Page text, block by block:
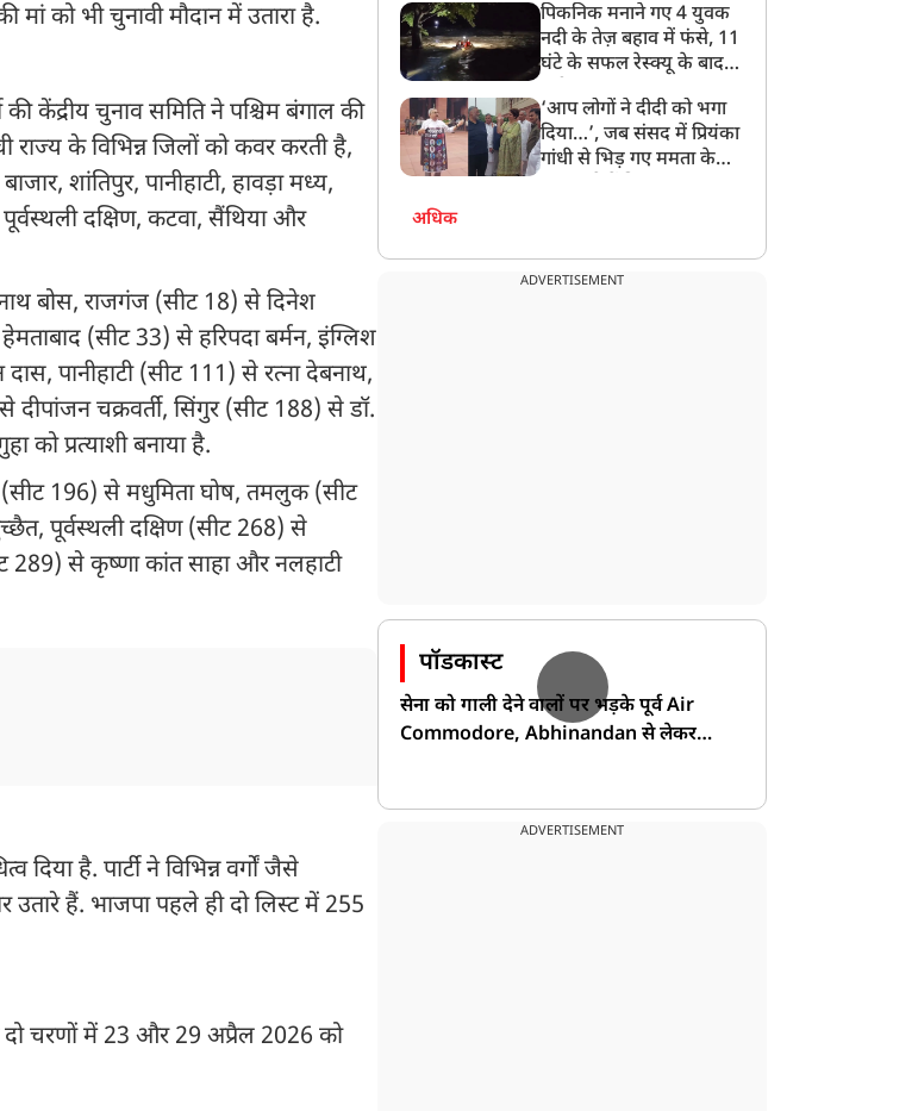
मां को भी चुनावी मौदान में उतारा है.
की केंद्रीय चुनाव समिति ने पश्चिम बंगाल की
राज्य के विभिन्न जिलों को कवर करती है,
शांतिपुर, पानीहाटी, हावड़ा मध्य,
दक्षिण, कटवा, सैंथिया और
बोस, राजगंज (सीट 18) से दिनेश
(सीट 33) से हरिपदा बर्मन, इंग्लिश
पानीहाटी (सीट 111) से रत्ना देबनाथ,
चक्रवर्ती, सिंगुर (सीट 188) से डॉ.
प्रत्याशी बनाया है.
(सीट 196) से मधुमिता घोष, तमलुक (सीट
पूर्वस्थली दक्षिण (सीट 268) से
289) से कृष्णा कांत साहा और नलहाटी
दिया है. पार्टी ने विभिन्न वर्गों जैसे
हैं. भाजपा पहले ही दो लिस्ट में 255
दो चरणों में 23 और 29 अप्रैल 2026 को
पिकनिक मनाने गए 4 युवक
नदी के तेज़ बहाव में फंसे, 11
घंटे के सफल रेस्क्यू के बाद
‘आप लोगों ने दीदी को भगा
दिया…’, जब संसद में प्रियंका
गांधी से भिड़ गए ममता के
अधिक
ADVERTISEMENT
पॉडकास्ट
सेना को गाली देने वालों पर भड़के पूर्व Air
Commodore, Abhinandan से लेकर
ADVERTISEMENT